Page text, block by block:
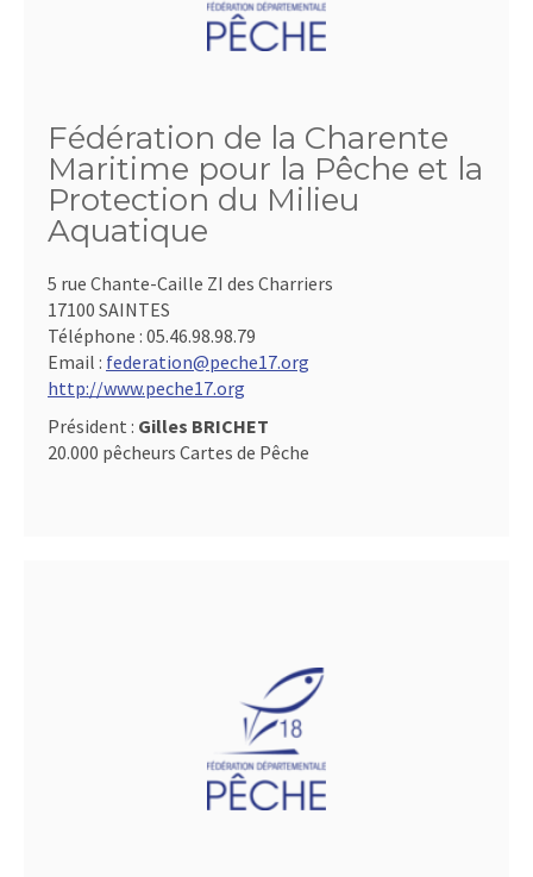
Fédération de la Charente
Maritime pour la Pêche et la
Protection du Milieu
Aquatique
5 rue Chante-Caille ZI des Charriers
17100 SAINTES
Téléphone : 05.46.98.98.79
Email : federation@peche17.org
http://www.peche17.org
Président : Gilles BRICHET
20.000 pêcheurs Cartes de Pêche